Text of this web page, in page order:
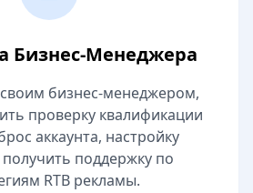
Бизнес-Менеджера
бизнес-менеджером,
проверку квалификации
аккаунта, настройку
поддержку по
RTB рекламы.